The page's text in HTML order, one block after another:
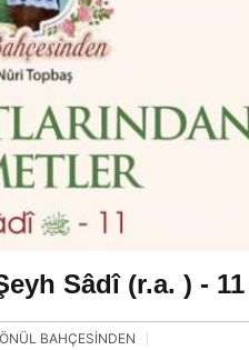
Sâdî (r.a. ) - 11
BAHÇESİNDEN